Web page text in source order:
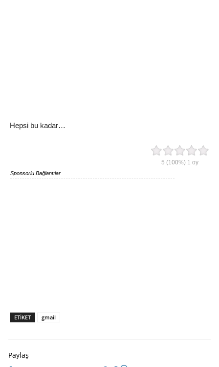
Hepsi bu kadar…
5 (100%) 1 oy
Sponsorlu Bağlantılar
ETIKET gmail
Paylaş